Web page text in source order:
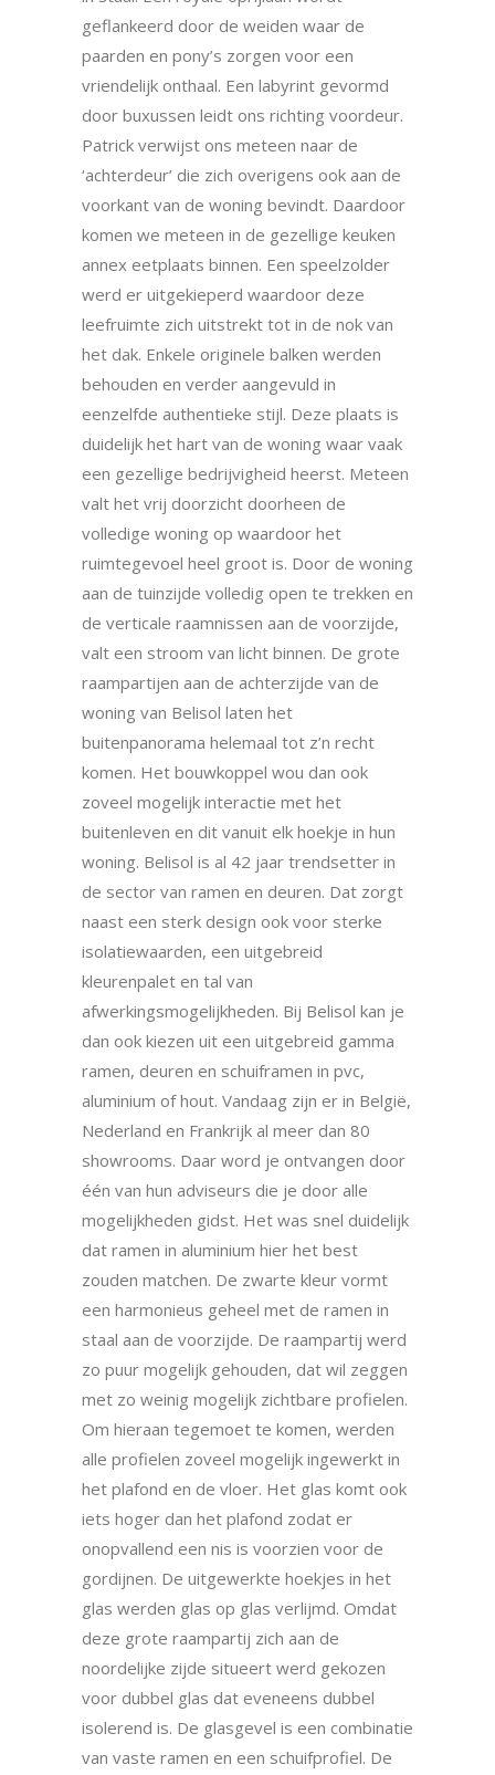
geflankeerd door de weiden waar de
paarden en pony’s zorgen voor een
vriendelijk onthaal. Een labyrint gevormd
door buxussen leidt ons richting voordeur.
Patrick verwijst ons meteen naar de
‘achterdeur’ die zich overigens ook aan de
voorkant van de woning bevindt. Daardoor
komen we meteen in de gezellige keuken
annex eetplaats binnen. Een speelzolder
werd er uitgekieperd waardoor deze
leefruimte zich uitstrekt tot in de nok van
het dak. Enkele originele balken werden
behouden en verder aangevuld in
eenzelfde authentieke stijl. Deze plaats is
duidelijk het hart van de woning waar vaak
een gezellige bedrijvigheid heerst. Meteen
valt het vrij doorzicht doorheen de
volledige woning op waardoor het
ruimtegevoel heel groot is. Door de woning
aan de tuinzijde volledig open te trekken en
de verticale raamnissen aan de voorzijde,
valt een stroom van licht binnen. De grote
raampartijen aan de achterzijde van de
woning van Belisol laten het
buitenpanorama helemaal tot z’n recht
komen. Het bouwkoppel wou dan ook
zoveel mogelijk interactie met het
buitenleven en dit vanuit elk hoekje in hun
woning. Belisol is al 42 jaar trendsetter in
de sector van ramen en deuren. Dat zorgt
naast een sterk design ook voor sterke
isolatiewaarden, een uitgebreid
kleurenpalet en tal van
afwerkingsmogelijkheden. Bij Belisol kan je
dan ook kiezen uit een uitgebreid gamma
ramen, deuren en schuiframen in pvc,
aluminium of hout. Vandaag zijn er in België,
Nederland en Frankrijk al meer dan 80
showrooms. Daar word je ontvangen door
één van hun adviseurs die je door alle
mogelijkheden gidst. Het was snel duidelijk
dat ramen in aluminium hier het best
zouden matchen. De zwarte kleur vormt
een harmonieus geheel met de ramen in
staal aan de voorzijde. De raampartij werd
zo puur mogelijk gehouden, dat wil zeggen
met zo weinig mogelijk zichtbare profielen.
Om hieraan tegemoet te komen, werden
alle profielen zoveel mogelijk ingewerkt in
het plafond en de vloer. Het glas komt ook
iets hoger dan het plafond zodat er
onopvallend een nis is voorzien voor de
gordijnen. De uitgewerkte hoekjes in het
glas werden glas op glas verlijmd. Omdat
deze grote raampartij zich aan de
noordelijke zijde situeert werd gekozen
voor dubbel glas dat eveneens dubbel
isolerend is. De glasgevel is een combinatie
van vaste ramen en een schuifprofiel. De